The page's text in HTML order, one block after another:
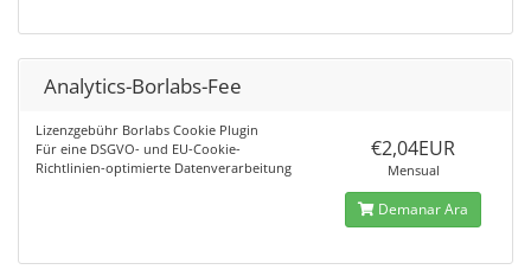
Analytics-Borlabs-Fee
Lizenzgebühr Borlabs Cookie Plugin
Für eine DSGVO- und EU-Cookie-
Richtlinien-optimierte Datenverarbeitung
€2,04EUR
Mensual
Demanar Ara